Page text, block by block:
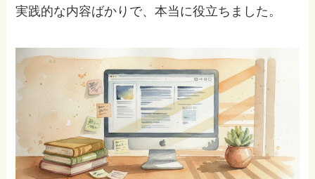
実践的な内容ばかりで、本当に役立ちました。